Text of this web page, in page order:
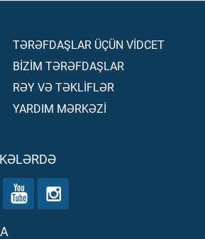
TƏRƏFDAŞLAR ÜÇÜN VİDCET
BİZİM TƏRƏFDAŞLAR
RƏY VƏ TƏKLİFLƏR
YARDIM MƏRKƏZİ